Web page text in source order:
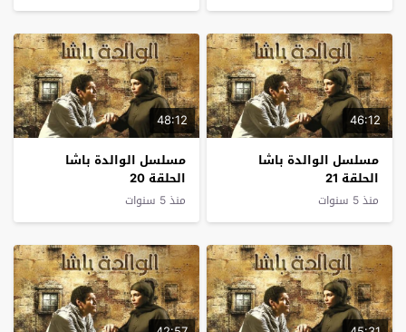
46:12
مسلسل الوالدة باشا
الحلقة 21
منذ 5 سنوات
48:12
مسلسل الوالدة باشا
الحلقة 20
منذ 5 سنوات